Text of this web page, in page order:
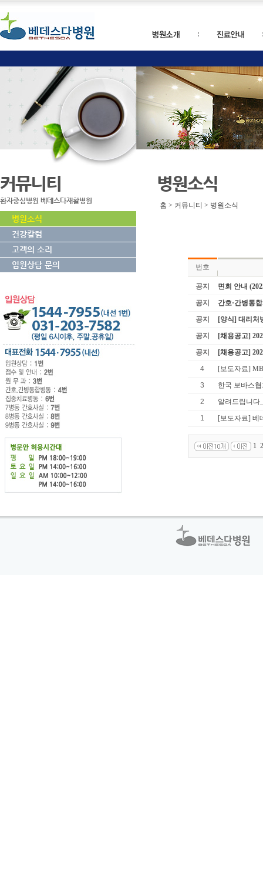
커뮤니티
환자중심병원 베데스다재활병원
병원소식
건강칼럼
고객의 소리
입원상담 문의
병원소식
홈 > 커뮤니티 > 병원소식
번호
공지
면회 안내
공지
간호·간병통
공지
[양식] 대리처
공지
[채용공고]
공지
[채용공고]
4
[보도자료]
3
한국 보바스
2
알려드립니다
1
[보도자료] 베
1 2